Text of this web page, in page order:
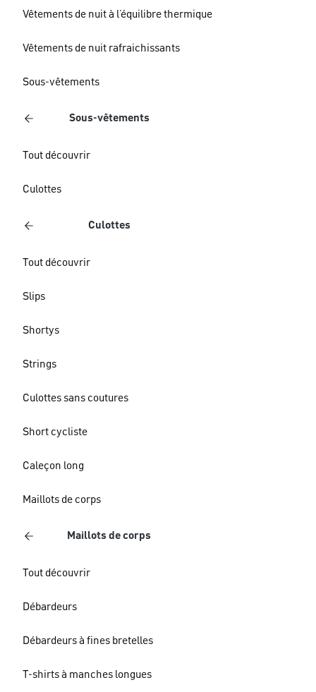
Vêtements de nuit à l’équilibre thermique
Vêtements de nuit rafraichissants
Sous-vêtements
Sous-vêtements
Tout découvrir
Culottes
Culottes
Tout découvrir
Slips
Shortys
Strings
Culottes sans coutures
Short cycliste
Caleçon long
Maillots de corps
Maillots de corps
Tout découvrir
Débardeurs
Débardeurs à fines bretelles
T-shirts à manches longues